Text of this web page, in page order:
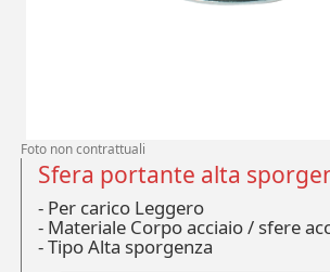
Foto non contrattuali
Sfera portante alta
- Per carico Leggero
- Materiale Corpo acciaio / sfere
-Tipo Alta sporgenza